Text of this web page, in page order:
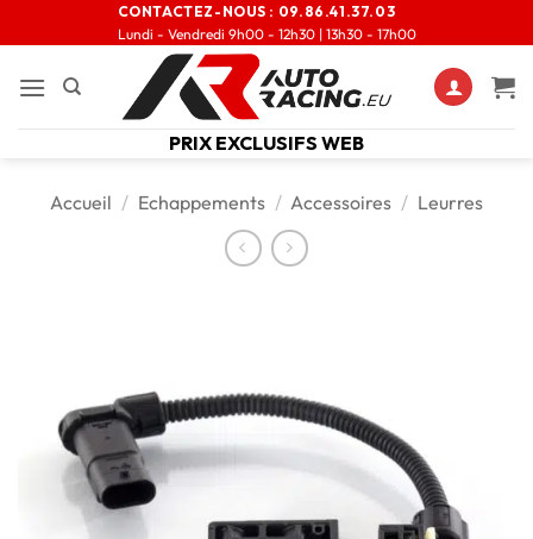
CONTACTEZ-NOUS : 09.86.41.37.03
Lundi - Vendredi 9h00 - 12h30 | 13h30 - 17h00
PRIX EXCLUSIFS WEB
Accueil / Echappements / Accessoires / Leurres